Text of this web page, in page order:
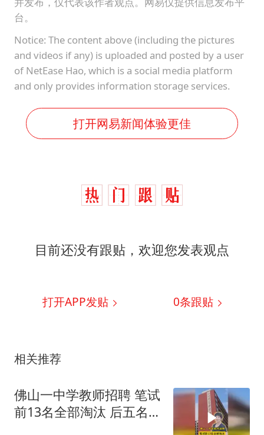
台。
Notice: The content above (including the pictures
and videos if any) is uploaded and posted by a user
of NetEase Hao, which is a social media platform
and only provides information storage services.
打开网易新闻体验更佳
目前还没有跟贴，欢迎您发表观点
打开APP发贴 0条跟贴
相关推荐
佛山一中学教师招聘 笔试
前13名全部淘汰 后五名全